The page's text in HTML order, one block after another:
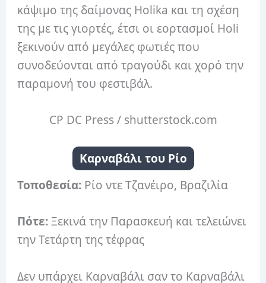
κάψιμο της δαίμονας Holika και τη σχέση
της με τις γιορτές, έτσι οι εορτασμοί Holi
ξεκινούν από μεγάλες φωτιές που
συνοδεύονται από τραγούδι και χορό την
παραμονή του φεστιβάλ.
CP DC Press / shutterstock.com
Καρναβάλι του Ρίο
Τοποθεσία: Ρίο ντε Τζανέιρο, Βραζιλία
Πότε:Ξεκινά την Παρασκευή και τελειώνει
την Τετάρτη της τέφρας
Δεν υπάρχει Καρναβάλι σαν το Καρναβάλι